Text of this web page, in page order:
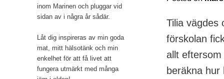
Tilia vägdes
förskolan
allt
beräkna
inom Marinen och pluggar vid
sidan av i några år sådär.
Låt dig inspireras av min goda
mat, mitt hälsotänk och min
enkelhet för att få livet att
fungera utmärkt med många